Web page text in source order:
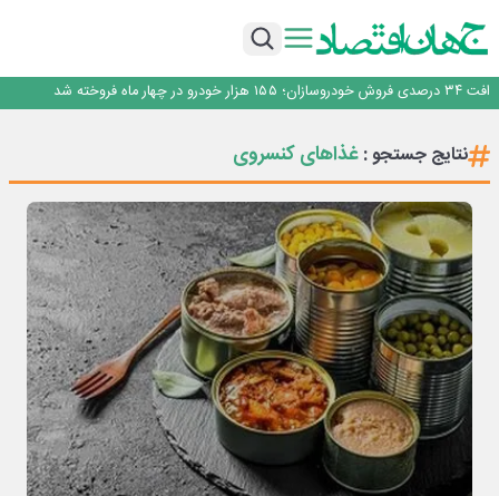
ساماندهی صنعت تلفن همراه در انتظارسیاست جدیددولت؛حمایت ازتولید وخدمات
افت ۳۴ درصدی فروش خودروسازان؛ ۱۵۵ هزار خودرو در چهار ماه فروخته شد
توسعه زنجیره صنعت مس با تکیه بر اکتشاف و مدل‌های نوین تأمین مالی
ساماندهی صنعت تلفن همراه در انتظارسیاست جدیددولت؛حمایت ازتولید وخدمات
نتایج جستجو :غذاهای کنسروی